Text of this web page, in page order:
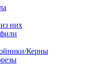
них
Керны